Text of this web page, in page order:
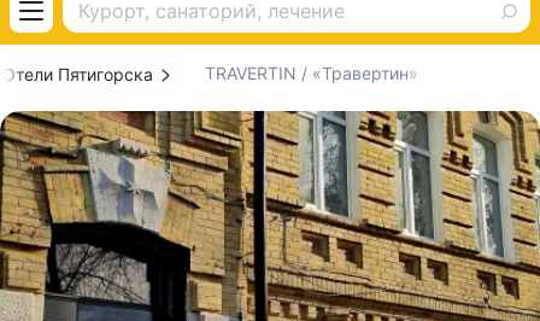
Отели Пятигорска TRAVERTIN / «Травертин»